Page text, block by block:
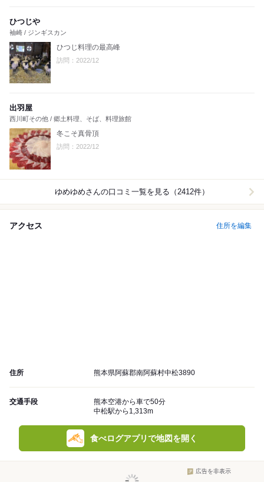
ひつじや
袖崎 / ジンギスカン
ひつじ料理の最高峰
訪問：2022/12
出羽屋
西川町その他 / 郷土料理、そば、料理旅館
冬こそ真骨頂
訪問：2022/12
ゆめゆめさんの口コミ一覧を見る（2412件）
アクセス 住所を編集
住所 熊本県阿蘇郡南阿蘇村中松3890
交通手段
熊本空港から車で50分
中松駅から1,313m
食べログアプリで地図を開く
広告を非表示